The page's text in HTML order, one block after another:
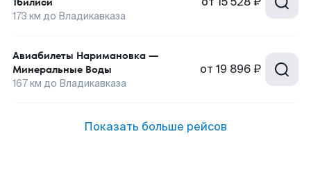
173 км до Владикавказа
Авиабилеты Наримановка —
Минеральные Воды
167км до Владикавказа
от 19 896 ₽
Показать больше рейсов